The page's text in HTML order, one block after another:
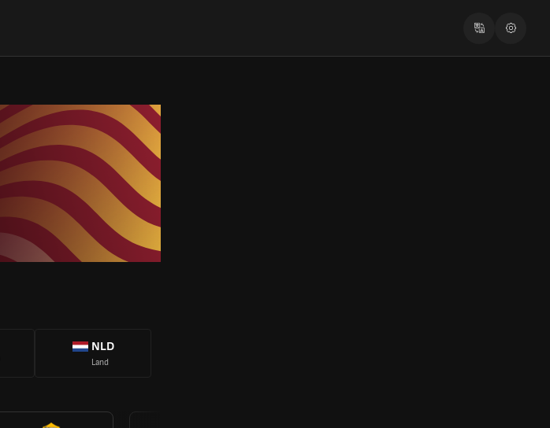
NLD
Land